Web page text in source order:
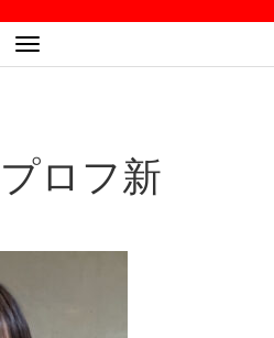
ナ
ビ
ョロフ新